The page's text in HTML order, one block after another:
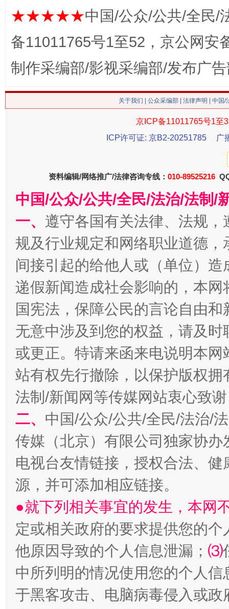
今
习近平的博鳌关键词
魏明
“刷贴”乱象丛生
揭批美国五大"原罪" "炒
★★★★★中国/公众/公共/全民/
备11011765号1至52，京公网安
制作采编部/影视采编部/发布广
关于我们 公众采编部 法律声明 | 中国
京ICP备11011765号1至
ICP许可证: 京B2-20251785
广
资料编辑/网络推广/法律咨询专线： 010-89525216
中国/公众/公共/全民/法治/法制/
一、 遵守各国有关法律、法规
规及行业规定和网络职业道德
间接引起的给他人或（单位）
递假新闻造成社会影响的，本
国宪法，保障公民的言论自由
无意中涉及到您的权益，请及
或更正。特请来函来电说明本
站有权先行撤除，以保护版权
法制/新闻网等传媒网站衷心致
二、 中国/公众/公共/全民/法治/
传媒（北京）有限公司独家协
电视台友情链接，授权合法、
源，并可添加相应链接。
●就下列相关事宜的发生，本网
定或相关政府的要求提供您的个
他原因导致的个人信息泄漏； ⑶
中所列明的情况使用您的个人
于黑客攻击、电脑病毒侵入或